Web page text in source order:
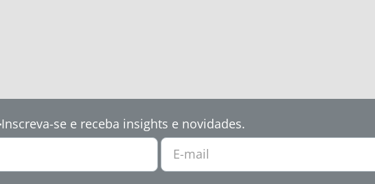
Inscreva-se e receba insights e novidades.
E-mail